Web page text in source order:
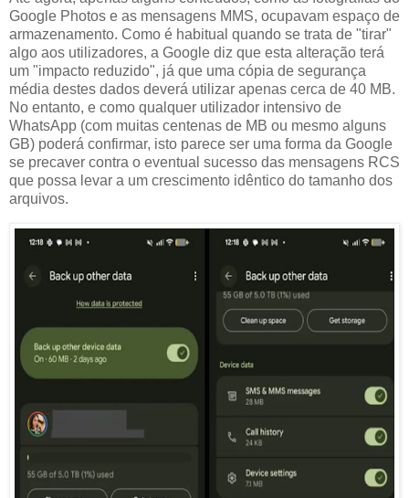
Google Photos e as mensagens MMS, ocupavam espaço de
armazenamento. Como é habitual quando se trata de "tirar"
algo aos utilizadores, a Google diz que esta alteração terá
um "impacto reduzido", já que uma cópia de segurança
média destes dados deverá utilizar apenas cerca de 40 MB.
No entanto, e como qualquer utilizador intensivo de
WhatsApp (com muitas centenas de MB ou mesmo alguns
GB) poderá confirmar, isto parece ser uma forma da Google
se precaver contra o eventual sucesso das mensagens RCS
que possa levar a um crescimento idêntico do tamanho dos
arquivos.